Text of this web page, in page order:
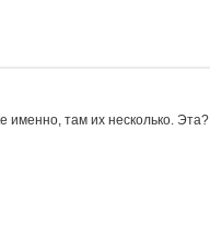
именно, там их несколько. Эта?